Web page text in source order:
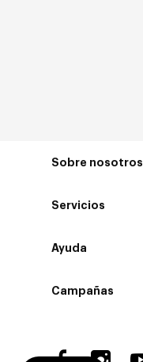
Sobre nosotros
Servicios
Ayuda
Campañas